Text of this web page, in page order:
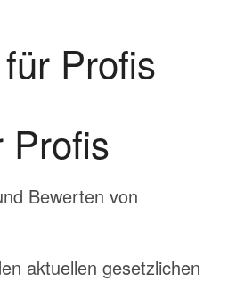
Profis
Profis
Bewerten von
aktuellen gesetzlichen